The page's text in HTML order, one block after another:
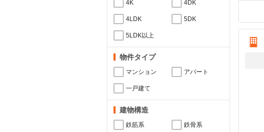
4K 4DK
4LDK 5DK
5LDK以上
物件タイプ
マンション アパート
一戸建て
建物構造
鉄筋系 鉄骨系